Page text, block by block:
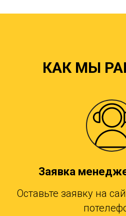
КАК МЫ
Заявка
Оставьте заявку на